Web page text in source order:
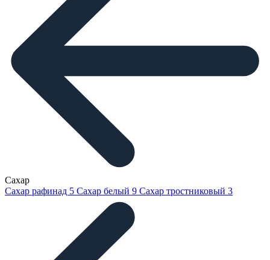
Сахар
Сахар рафинад 5 Сахар белый 9 Сахар тростниковый 3